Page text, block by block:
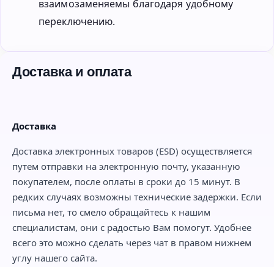
взаимозаменяемы благодаря удобному
переключению.
Доставка и оплата
Доставка
Доставка электронных товаров (ESD) осуществляется
путем отправки на электронную почту, указанную
покупателем, после оплаты в сроки до 15 минут. В
редких случаях возможны технические задержки. Если
письма нет, то смело обращайтесь к нашим
специалистам, они с радостью Вам помогут. Удобнее
всего это можно сделать через чат в правом нижнем
углу нашего сайта.